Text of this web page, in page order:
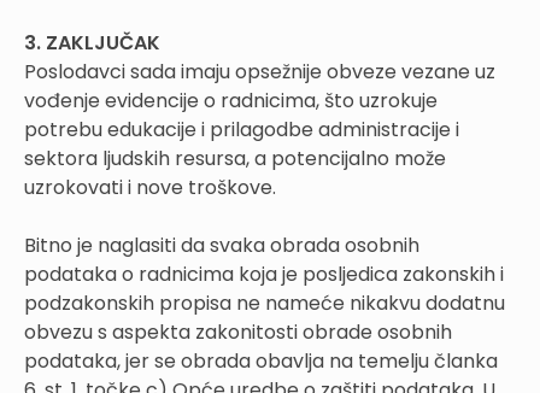
3. ZAKLJUČAK
Poslodavci sada imaju opsežnije obveze vezane uz
vođenje evidencije o radnicima, što uzrokuje
potrebu edukacije i prilagodbe administracije i
sektora ljudskih resursa, a potencijalno može
uzrokovati i nove troškove.
Bitno je naglasiti da svaka obrada osobnih
podataka o radnicima koja je posljedica zakonskih i
podzakonskih propisa ne nameće nikakvu dodatnu
obvezu s aspekta zakonitosti obrade osobnih
podataka, jer se obrada obavlja na temelju članka